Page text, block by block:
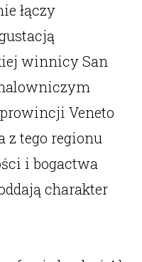
łączy
winnicy San
Veneto
z tego regionu
i bogactwa
charakter